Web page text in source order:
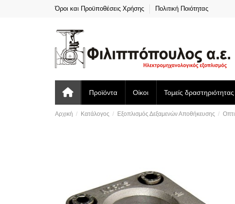
Όροι και Προϋποθέσεις Χρήσης Πολιτική Ποιότητας
Προϊόντα Οίκοι Τομείς δραστηριότητας
Αρχική Κατάλογος Εξοπλισμός Δεξαμενών Αποθήκευσης